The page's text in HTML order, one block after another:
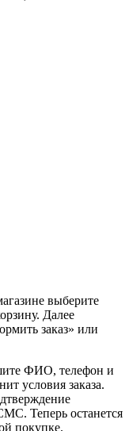
выберите
Далее
заказ» или
ФИО, телефон и
условия заказа.
Теперь останется
покупке.